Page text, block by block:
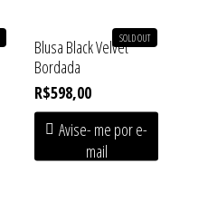
Blusa Black Velvet
Bordada
R$598,00
Avise- me por e-
mail
SOLD OUT